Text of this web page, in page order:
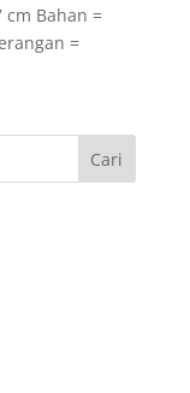
cm Bahan =
=
Cari